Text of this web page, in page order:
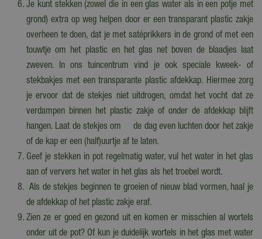
Je kunt stekken (zowel die in een glas water als in een potje met
grond) extra op weg helpen door er een transparant plastic zakje
overheen te doen, dat je met satéprikkers in de grond of met een
touwtje om het plastic en het glas net boven de blaadjes laat
zweven. In ons tuincentrum vind je ook speciale kweek- of
stekbakjes met een transparante plastic afdekkap. Hiermee zorg
je ervoor dat de stekjes niet uitdrogen, omdat het vocht dat ze
verdampen binnen het plastic zakje of onder de afdekkap blijft
hangen. Laat de stekjes om de dag even luchten door het zakje
of de kap er een (half)uurtje af te laten.
Geef je stekken in pot regelmatig water, vul het water in het glas
aan of ververs het water in het glas als het troebel wordt.
Als de stekjes beginnen te groeien of nieuw blad vormen, haal je
de afdekkap of het plastic zakje eraf.
Zien ze er goed en gezond uit en komen er misschien al wortels
onder uit de pot? Of kun je duidelijk wortels in het glas met water